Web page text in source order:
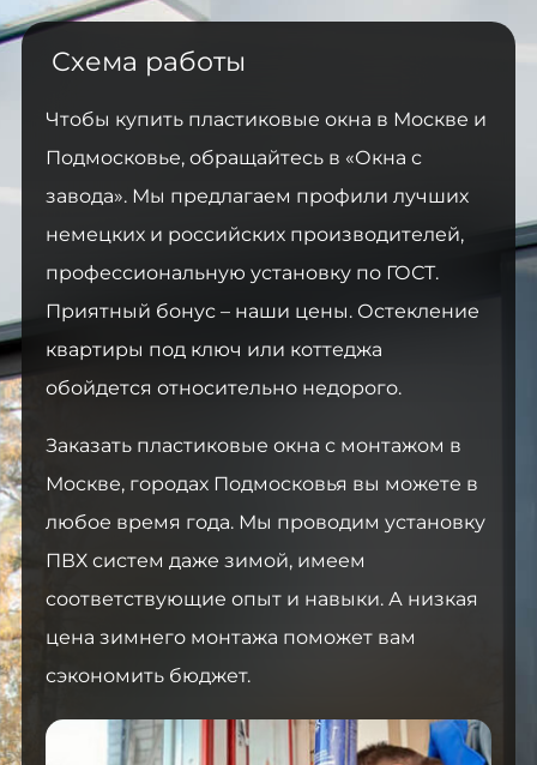
Схема работы
Чтобы купить пластиковые окна в Москве и
Подмосковье, обращайтесь в «Окна с
завода». Мы предлагаем профили лучших
немецких и российских производителей,
профессиональную установку по ГОСТ.
Приятный бонус – наши цены. Остекление
квартиры под ключ или коттеджа
обойдется относительно недорого.
Заказать пластиковые окна с монтажом в
Москве, городах Подмосковья вы можете в
любое время года. Мы проводим установку
ПВХ систем даже зимой, имеем
соответствующие опыт и навыки. А низкая
цена зимнего монтажа поможет вам
сэкономить бюджет.